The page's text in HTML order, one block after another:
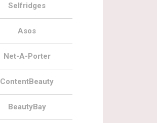
Selfridges
Asos
Net-A-Porter
ContentBeauty
BeautyBay